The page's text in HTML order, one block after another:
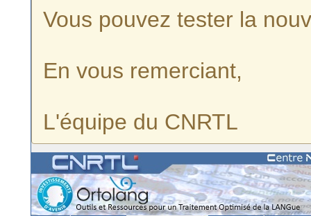
Vous pouvez tester la
En vous remerciant,
L'équipe du CNRTL